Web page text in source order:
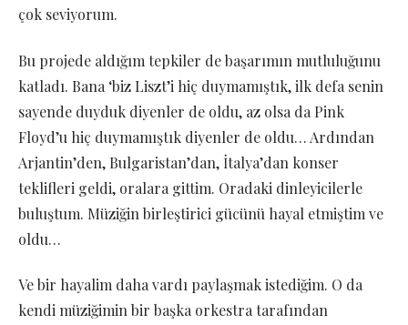
çok seviyorum.
Bu projede aldığım tepkiler de başarımın mutluluğunu
katladı. Bana ‘biz Liszt’i hiç duymamıştık, ilk defa senin
sayende duyduk diyenler de oldu, az olsa da Pink
Floyd’u hiç duymamıştık diyenler de oldu… Ardından
Arjantin’den, Bulgaristan’dan, İtalya’dan konser
teklifleri geldi, oralara gittim. Oradaki dinleyicilerle
buluştum. Müziğin birleştirici gücünü hayal etmiştim ve
oldu…
Ve bir hayalim daha vardı paylaşmak istediğim. O da
kendi müziğimin bir başka orkestra tarafından